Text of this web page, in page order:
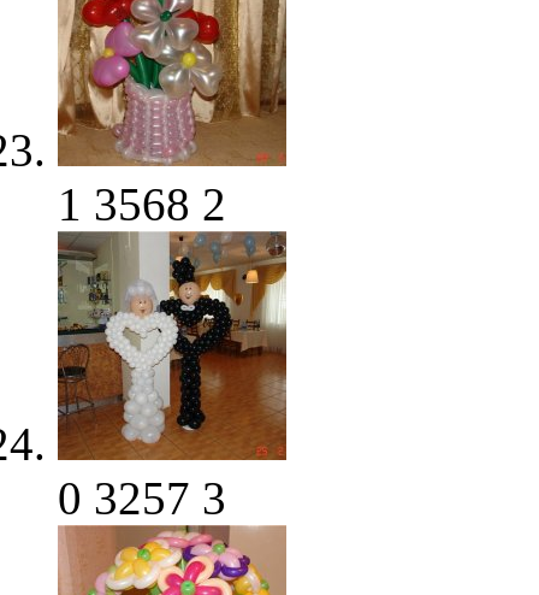
1 3568 2
0 3257 3